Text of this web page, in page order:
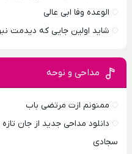
الوعده وفا ابی عالی
شاید اولین جایی که دیدمت
مداحی و نوحه
ممنونم ازت مرتضی باب
دانلود مداحی جدید از جان
سجادی